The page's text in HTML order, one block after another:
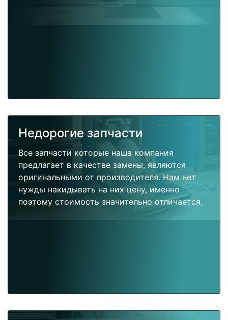
Недорогие запчасти
Все запчасти которые наша компания
предлагает в качестве замены, являются
оригинальными от производителя. Нам нет
нужды накидывать на них цену, именно
поэтому стоимость значительно отличается.